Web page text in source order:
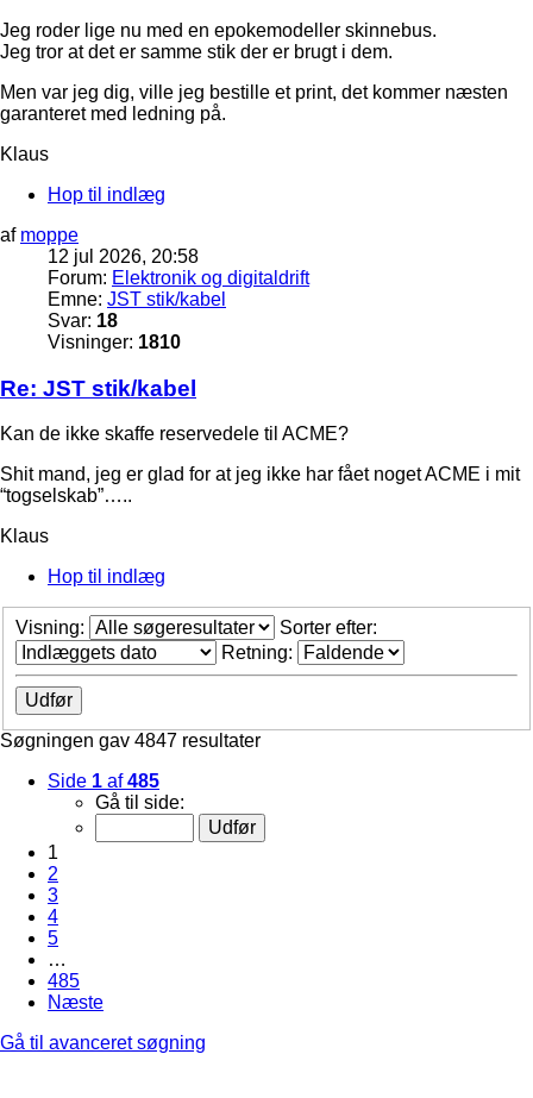
Jeg roder lige nu med en epokemodeller skinnebus.
Jeg tror at det er samme stik der er brugt i dem.
Men var jeg dig, ville jeg bestille et print, det kommer næsten
garanteret med ledning på.
Klaus
Hop til indlæg
af moppe
12 jul 2026, 20:58
Forum: Elektronik og digitaldrift
Emne: JST stik/kabel
Svar: 18
Visninger: 1810
Re: JST stik/kabel
Kan de ikke skaffe reservedele til ACME?
Shit mand, jeg er glad for at jeg ikke har fået noget ACME i mit
“togselskab”…..
Klaus
Hop til indlæg
Visning:
Sorter efter:
Retning:
Søgningen gav 4847 resultater
Side 1 af485
Gå til side:
1
2
3
4
5
…
485
Næste
Gå til avanceret søgning